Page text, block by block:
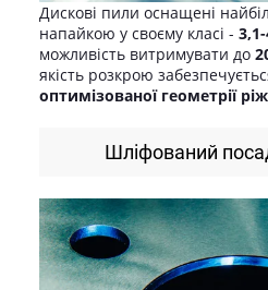
Дискові пили оснащені
напайкою у своєму класі -
можливість витримувати до
якість розкрою
оптимізованої геометрії
Шліфований